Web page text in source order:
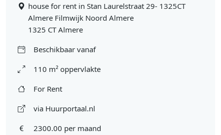
house for rent in Stan Laurelstraat 29- 1325CT
Almere Filmwijk Noord Almere
1325 CT Almere
Beschikbaar vanaf
110 m² oppervlakte
For Rent
via Huurportaal.nl
2300.00 per maand